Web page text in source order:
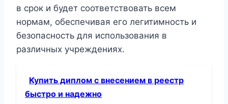
в срок и будет соответствовать всем
нормам, обеспечивая его легитимность и
безопасность для использования в
различных учреждениях.
Купить диплом с внесением в реестр
быстро и надежно